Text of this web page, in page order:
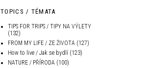
TOPICS / TÉMATA
TIPS FOR TRIPS / TIPY NA VÝLETY
(132)
FROM MY LIFE / ZE ŽIVOTA (127)
How to live / Jak se bydlí (123)
NATURE / PŘÍRODA (100)